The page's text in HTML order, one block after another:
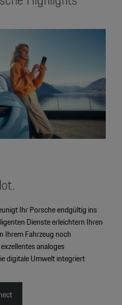
Ihr Porsche endgültig ins
Dienste erleichtern Ihren
Ihrem Fahrzeug noch
analoges
digitale Umwelt integriert